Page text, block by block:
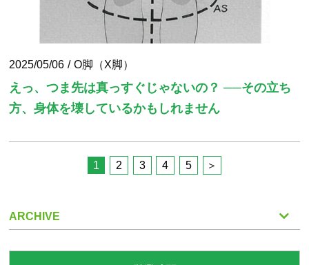
2025/05/06 O脚（X脚）
えっ、つま先は真っすぐじゃないの？ ──その立ち
方、身体を壊しているかもしれません
1 2 3 4 5
ARCHIVE